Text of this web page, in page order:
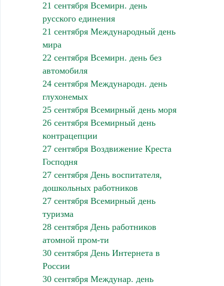
21 сентября Всемирн. день
русского единения
21 сентября Международный день
мира
22 сентября Всемирн. день без
автомобиля
24 сентября Международн. день
глухонемых
25 сентября Всемирный день моря
26 сентября Всемирный день
контрацепции
27 сентября Воздвижение Креста
Господня
27 сентября День воспитателя,
дошкольных работников
27 сентября Всемирный день
туризма
28 сентября День работников
атомной пром-ти
30 сентября День Интернета в
России
30 сентября Междунар. день